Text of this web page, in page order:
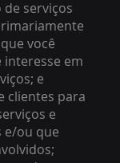
de serviços
você
em
e
clientes para
e
e/ou que